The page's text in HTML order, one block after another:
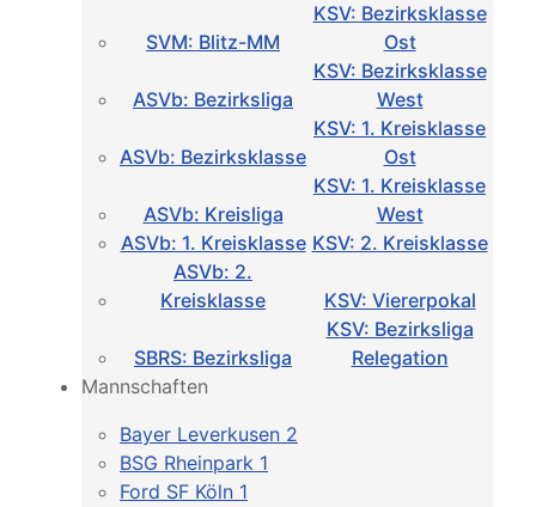
SVM: Blitz-MM
KSV: Bezirksklasse
Ost
ASVb: Bezirksliga
KSV: Bezirksklasse
West
ASVb: Bezirksklasse
KSV: 1. Kreisklasse
Ost
ASVb: Kreisliga
KSV: 1. Kreisklasse
West
ASVb: 1. Kreisklasse KSV: 2. Kreisklasse
ASVb: 2.
Kreisklasse
KSV: Viererpokal
SBRS: Bezirksliga
KSV: Bezirksliga
Relegation
Mannschaften
Bayer Leverkusen 2
BSG Rheinpark 1
Ford SF Köln 1